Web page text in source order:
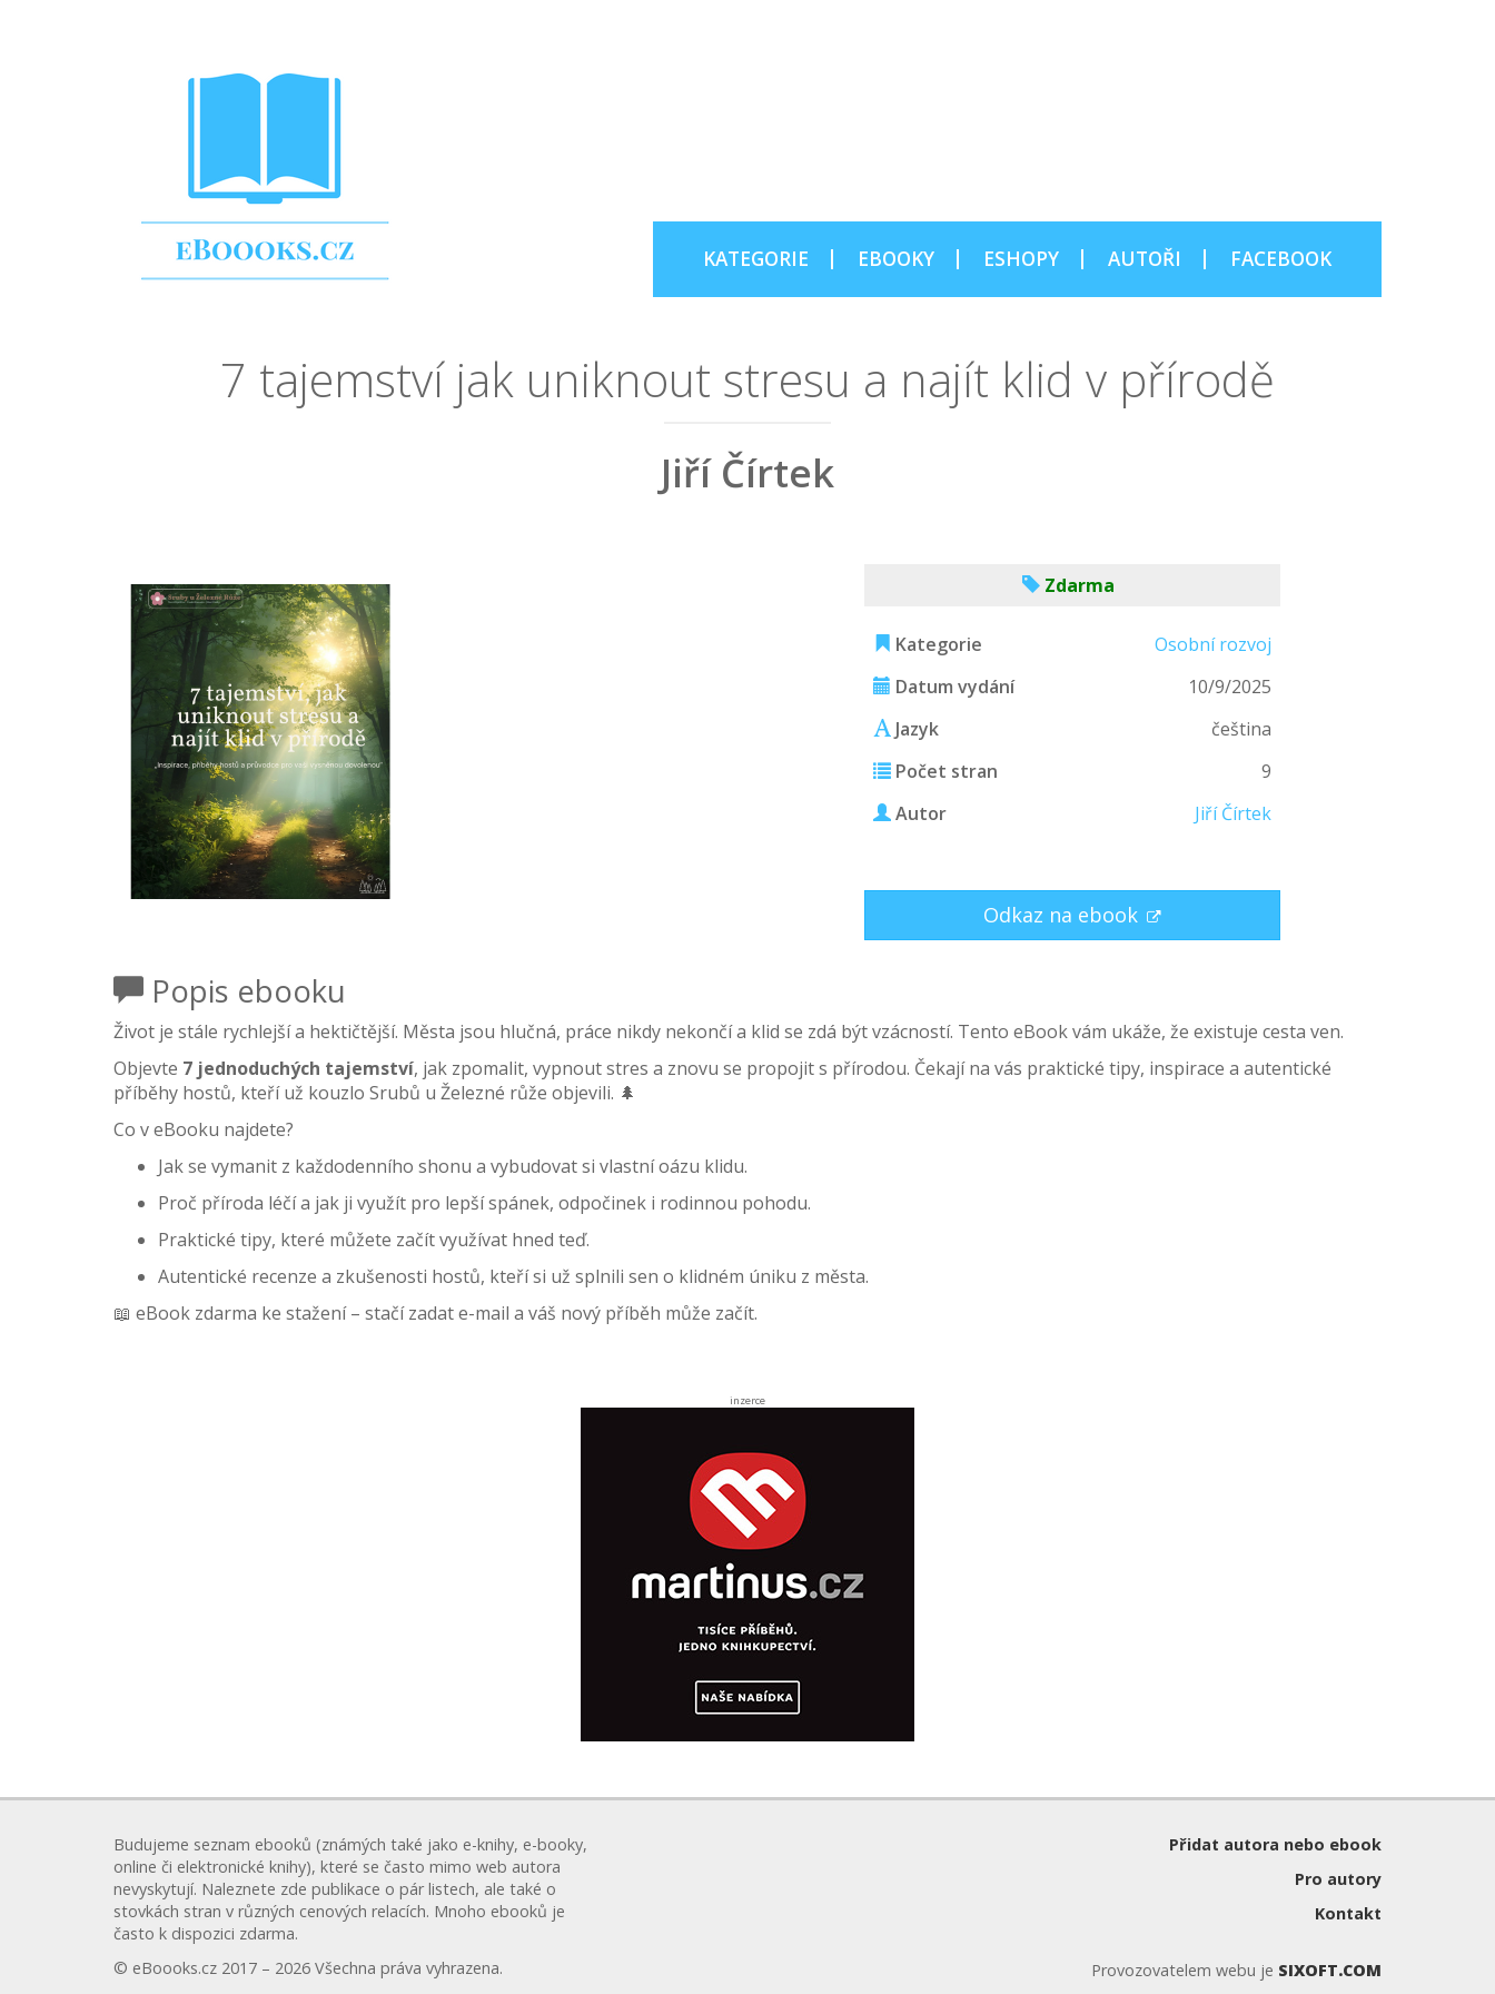
KATEGORIE EBOOKY ESHOPY AUTOŘI FACEBOOK
7 tajemství jak uniknout stresu a najít klid v přírodě
Jiří Čírtek
Zdarma
Kategorie
Osobní rozvoj
Datum vydání
10/9/2025
Jazyk
čeština
Počet stran
9
Autor
Jiří Čírtek
Odkaz na ebook
Popis ebooku
Život je stále rychlejší a hektičtější. Města jsou hlučná, práce nikdy nekončí a klid se zdá být vzácností. Tento eBook vám ukáže, že existuje cesta ven.
Objevte 7 jednoduchých tajemství, jak zpomalit, vypnout stres a znovu se propojit s přírodou. Čekají na vás praktické tipy, inspirace a autentické
příběhy hostů, kteří už kouzlo Srubů u Železné růže objevili. 🌲
Co v eBooku najdete?
Jak se vymanit z každodenního shonu a vybudovat si vlastní oázu klidu.
Proč příroda léčí a jak ji využít pro lepší spánek, odpočinek i rodinnou pohodu.
Praktické tipy, které můžete začít využívat hned teď.
Autentické recenze a zkušenosti hostů, kteří si už splnili sen o klidném úniku z města.
📖 eBook zdarma ke stažení – stačí zadat e-mail a váš nový příběh může začít.
inzerce
Budujeme seznam ebooků (známých také jako e-knihy, e-booky,
online či elektronické knihy), které se často mimo web autora
nevyskytují. Naleznete zde publikace o pár listech, ale také o
stovkách stran v různých cenových relacích. Mnoho ebooků je
často k dispozici zdarma.
© eBoooks.cz 2017 – 2026 Všechna práva vyhrazena.
Přidat autora nebo ebook
Pro autory
Kontakt
Provozovatelem webu je SIXOFT.COM